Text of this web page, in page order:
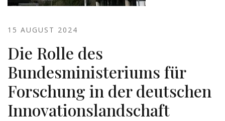
15 AUGUST 2024
Die Rolle des
Bundesministeriums für
Forschung in der deutschen
Innovationslandschaft